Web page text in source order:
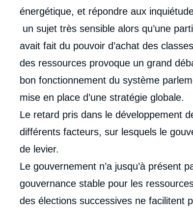
énergétique, et répondre aux
un sujet très sensible alors qu’une
avait fait du pouvoir d’achat des
des ressources provoque un grand
bon fonctionnement du système
mise en place d’une stratégie globale.
Le retard pris dans le développement
différents facteurs, sur lesquels le
de levier.
Le gouvernement n’a jusqu’à présent
gouvernance stable pour les
des élections successives ne facilitent